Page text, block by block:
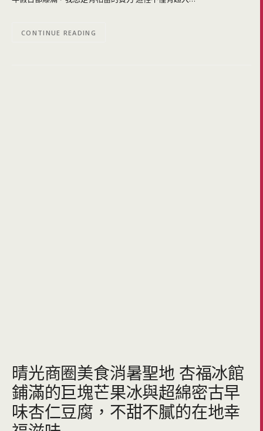
CONTINUE READING
晴光商圈美食消暑聖地 杏福冰館
鋪滿的巨塊芒果冰與超綿密古早
味杏仁豆腐，不甜不膩的在地幸